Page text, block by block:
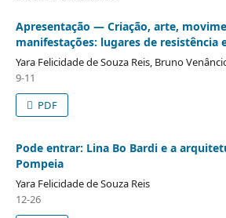
Apresentação — Criação, arte,
manifestações: lugares de resistência
Yara Felicidade de Souza Reis, Bruno
9-11
PDF
Pode entrar: Lina Bo Bardi e a
Pompeia
Yara Felicidade de Souza Reis
12-26